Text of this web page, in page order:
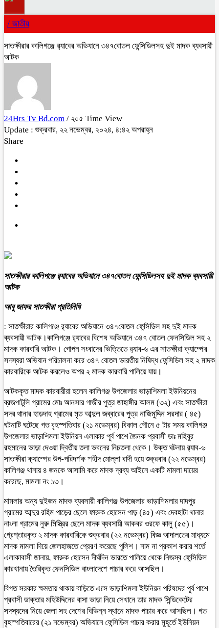
/ জাতীয়
সাতক্ষীরার কালিগঞ্জে র‍্যাবের অভিযানে ৩৪৭বোতল ফেন্সিডিলসহ দুই মাদক ব্যবসায়ী
আটক
24Hrs Tv Bd.com / ২০৫ Time View
Update : শুক্রবার, ২২ নভেম্বর, ২০২৪, ৪:৪২ অপরাহ্ন
Share
সাতক্ষীরার কালিগঞ্জে র‍্যাবের অভিযানে ৩৪৭বোতল ফেন্সিডিলসহ দুই মাদক ব্যবসায়ী
আটক
আবু জাফর সাতক্ষীরা প্রতিনিধি
: সাতক্ষীরার কালিগঞ্জে র‍্যাবের অভিযানে ৩৪৭বোতল ফেন্সিডিল সহ দুই মাদক
ব্যবসায়ী আটক।কালিগঞ্জে র‍্যাবের বিশেষ অভিযানে ৩৪৭ বোতল ফেনসিডিল সহ ২
মাদক কারবারি আটক। গোপন সংবাদের ভিত্তিতে র‍্যাব-৬ এর সাতক্ষীরা ক্যাম্পের
সদস্যরা অভিযান পরিচালনা করে ৩৪৭ বোতল ভারতীয় নিষিদ্ধ ফেন্সিডিল সহ ২ মাদক
কারবারিকে আটক করলেও অপর ২ মাদক কারবারি পালিয়ে যায়।
আটককৃত মাদক কারবারীরা হলেন কালিগঞ্জ উপজেলার ভাড়াশিমলা ইউনিয়নের
ব্রজপাটুলি গ্রামের মোঃ আনসার গাজীর পুত্র জাহাঙ্গীর আলম (৩২) এবং সাতক্ষীরা
সদর থানার হাড়দাহ গ্রামের মৃত আব্দুল জব্বারের পুত্র নাজিমুদ্দিন সরদার ( ৪৫)
ঘটনাটি ঘটেছে গত বৃহস্পতিবার (২১ নভেম্বর) বিকাল পৌনে ৫ টার সময় কালিগঞ্জ
উপজেলার ভাড়াশিমলা ইউনিয়ন এলাকার পূর্ব পাশে জৈনক প্রবাসী ডাঃ মহিবুর
রহমানের ভাড়া দেওয়া দ্বিতীয় তলা ভবনের নিচতলা থেকে। উক্ত ঘটনায় র‍্যাব-৬
সাতক্ষীরা ক্যাম্পের উপ-পরিদর্শক শহীদ মোল্লা বাদী হয়ে শুক্রবার (২২ নভেম্বর)
কালিগঞ্জ থানায় ৪ জনকে আসামি করে মাদক দ্রব্য আইনে একটি মামলা দায়ের
করেছে, মামলা নং ১৩।
মামলার অন্য দুইজন মাদক ব্যবসায়ী কালিগঞ্জ উপজেলার ভাড়াশিমলার দাদপুর
গ্রামের আব্দুর রহিম পাড়ের ছেলে ফারুক হোসেন পাড় (৪৫) এবং দেবহাটা থানার
নাংলা গ্রামের নুরু মিস্ত্রির ছেলে মাদক ব্যবসায়ী আকবর ওরফে কালু (৫৫)।
গ্রেপ্তারকৃত ২ মাদক কারবারিকে শুক্রবার (২২ নভেম্বর) বিজ্ঞ আদালতের মাধ্যমে
মাদক মামলা দিয়ে জেলহাজতে প্রেরণ করেছে পুলিশ। নাম না প্রকাশ করার শর্তে
এলাকাবাসী জানায়, ফারুক হোসেন দীর্ঘদিন ভারতে পালিয়ে থেকে নিজস্ব ফেন্সিডিল
কারখানায় তৈরিকৃত ফেনসিডিল বাংলাদেশে পাচার করে আসছিল।
বিগত সরকার ক্ষমতায় থাকায় বাড়িতে এসে ভাড়াশিমলা ইউনিয়ন পরিষদের পূর্ব পাশে
প্রবাসী ডাক্তার মহিউদ্দিনের বাসা ভাড়া নিয়ে সেখানে তার মাদক সিন্ডিকেটের
সদস্যদের নিয়ে জেলা সহ দেশের বিভিন্ন স্থানে মাদক পাচার করে আসছিল। গত
বৃহস্পতিবারের (২১ নভেম্বর) অভিযানে ফেন্সিডিল পাচার করার মুহূর্তে ইউনিয়ন